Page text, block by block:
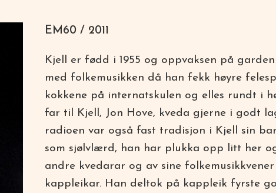
EM60 / 2011
Kjell er fødd i 1955 og oppvaksen på
med folkemusikken då han fekk høyre
kokkene på internatskulen og elles rundt i
far til Kjell, Jon Hove, kveda gjerne i godt
radioen var også fast tradisjon i Kjell sin
som sjølvlærd, han har plukka opp litt her
andre kvedarar og av sine
kappleikar. Han deltok på kappleik fyrste